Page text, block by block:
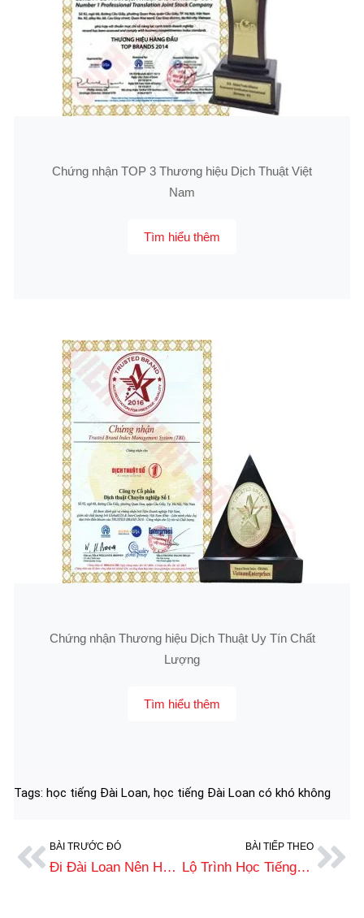
Chứng nhận TOP 3 Thương hiệu Dịch Thuật Việt
Nam
Tìm hiểu thêm
Chứng nhận Thương hiệu Dịch Thuật Uy Tín Chất
Lượng
Tìm hiểu thêm
Tags: học tiếng Đài Loan, học tiếng Đài Loan có khó không
BÀI TRƯỚC ĐÓ
Đi Đài Loan Nên Học Tiếng Gì Để Dễ Xin Việc Và Du Học?
BÀI TIẾP THEO
Lộ Trình Học Tiếng Đài Loan (Tiếng Trung Phồn Thể) Chi Tiết A-Z